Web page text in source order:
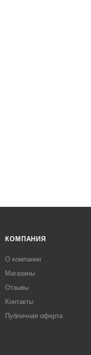
КОМПАНИЯ
О компании
Магазины
Отзывы
Контакты
Публичная оферта